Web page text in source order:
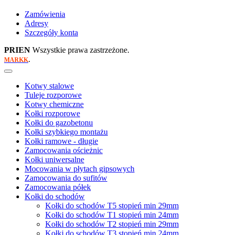
Zamówienia
Adresy
Szczegóły konta
PRIEN Wszystkie prawa zastrzeżone.
MARKK.
Kotwy stalowe
Tuleje rozporowe
Kotwy chemiczne
Kołki rozporowe
Kołki do gazobetonu
Kołki szybkiego montażu
Kołki ramowe - długie
Zamocowania ościeżnic
Kołki uniwersalne
Mocowania w płytach gipsowych
Zamocowania do sufitów
Zamocowania półek
Kołki do schodów
Kołki do schodów T5 stopień min 29mm
Kołki do schodów T1 stopień min 24mm
Kołki do schodów T2 stopień min 29mm